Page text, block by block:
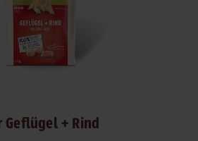
Geflügel + Rind